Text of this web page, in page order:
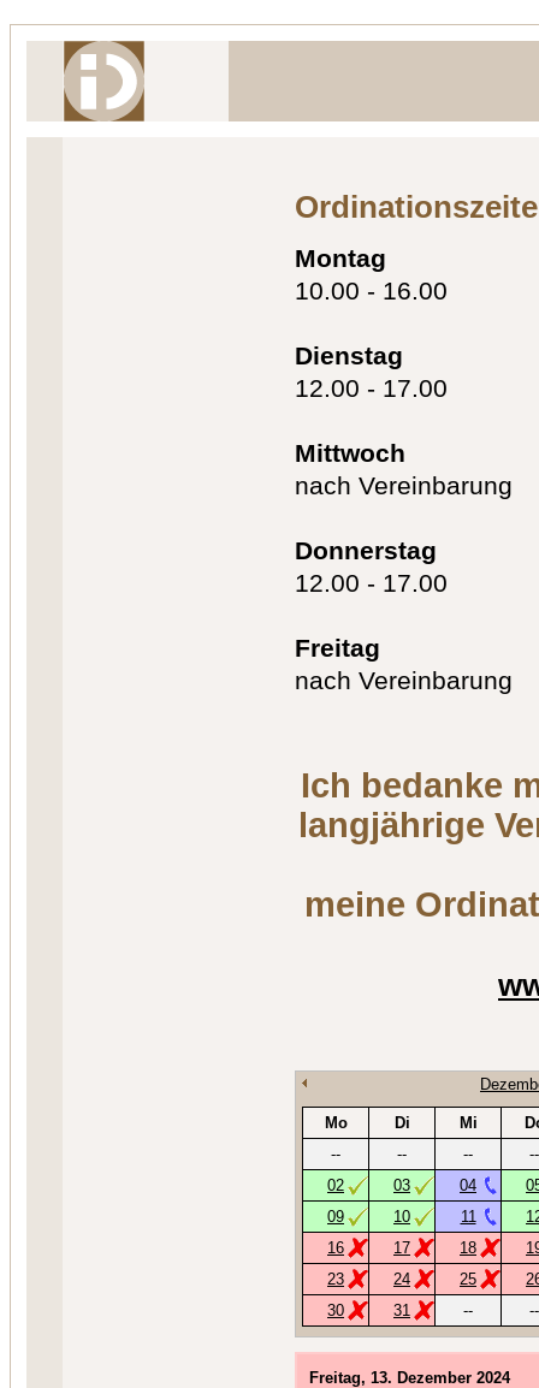
Montag
10.00 - 16.00
Dienstag
12.00 - 17.00
Mittwoch
nach Vereinbarung
Donnerstag
12.00 - 17.00
Freitag
nach Vereinbarung
Ich bedanke
langjährige
meine
Mo Di Mi
--
-- --
--
02
03 04
09
10 11
16
17 18
23
24 25
30
31 -- --
Freitag, 13. Dezember 2024